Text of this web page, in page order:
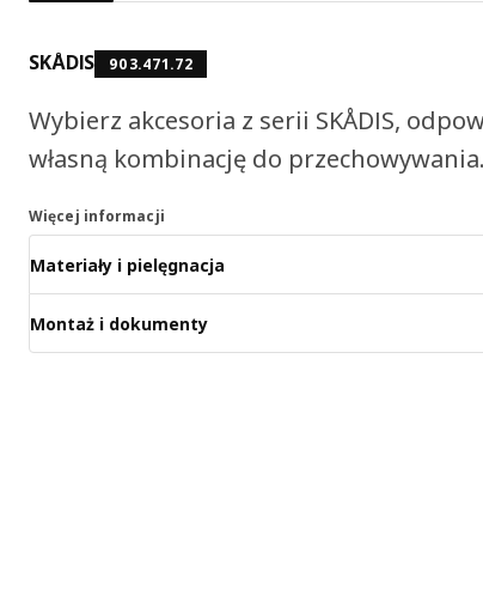
SKÅDIS 903.471.72
Wybierz akcesoria z serii SKÅDIS,
własną kombinację do przechowywania.
Więcej informacji
Materiały i pielęgnacja
Montaż i dokumenty